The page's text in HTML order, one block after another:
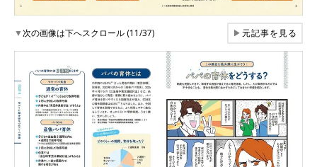
▼次の画像は下へスクロール (11/37) ▶元記事を見る